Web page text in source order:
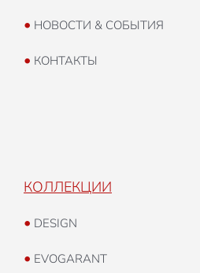
• НОВОСТИ & СОБЫТИЯ
• КОНТАКТЫ
КОЛЛЕКЦИИ
• DESIGN
• EVOGARANT